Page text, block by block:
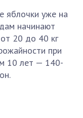
яблочки уже на
начинают
20 до 40 кг
при
10 лет — 140-